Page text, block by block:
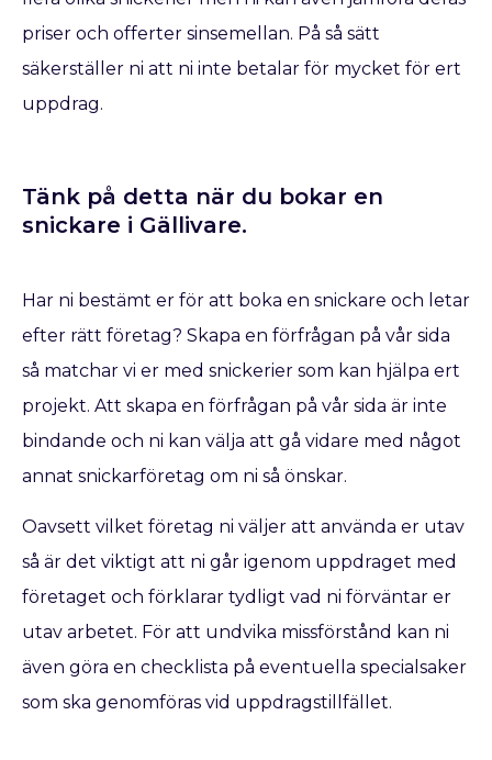
priser och offerter sinsemellan. På så sätt
säkerställer ni att ni inte betalar för mycket för ert
uppdrag.
Tänk på detta när du bokar en
snickare​ i Gällivare.
Har ni bestämt er för att boka en snickare och letar
efter rätt företag? Skapa en förfrågan på vår sida
så matchar vi er med snickerier som kan hjälpa ert
projekt. Att skapa en förfrågan på vår sida är inte
bindande och ni kan välja att gå vidare med något
annat snickarföretag om ni så önskar.
Oavsett vilket företag ni väljer att använda er utav
så är det viktigt att ni går igenom uppdraget med
företaget och förklarar tydligt vad ni förväntar er
utav arbetet. För att undvika missförstånd kan ni
även göra en checklista på eventuella specialsaker
som ska genomföras vid uppdragstillfället.